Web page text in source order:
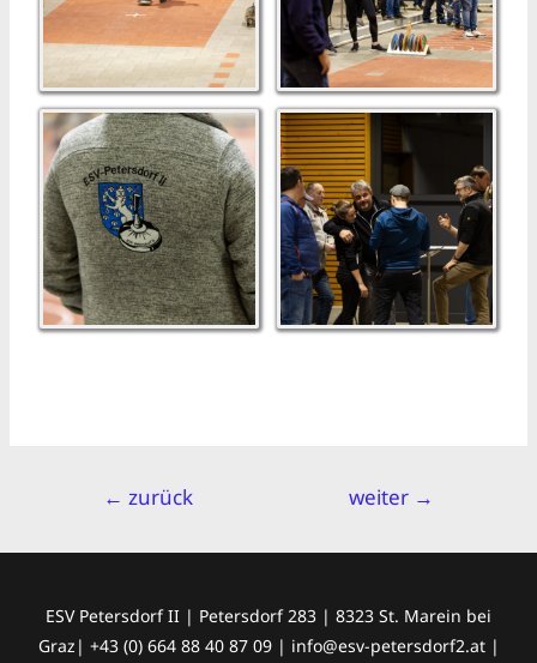
← zurück weiter →
ESV Petersdorf II | Petersdorf 283 | 8323 St. Marein bei
Graz| +43 (0) 664 88 40 87 09 | info@esv-petersdorf2.at |